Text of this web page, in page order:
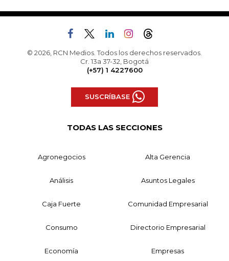
© 2026, RCN Medios. Todos los derechos reservados.
Cr. 13a 37-32, Bogotá
(+57) 1 4227600
SUSCRÍBASE
TODAS LAS SECCIONES
Agronegocios Alta Gerencia
Análisis Asuntos Legales
Caja Fuerte Comunidad Empresarial
Consumo Directorio Empresarial
Economía Empresas